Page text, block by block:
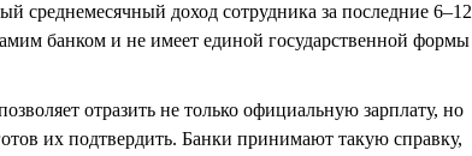
среднемесячный доход сотрудника за последние 6–12
банком и не имеет единой государственной формы
отразить не только официальную зарплату, но
их подтвердить. Банки принимают такую справку,